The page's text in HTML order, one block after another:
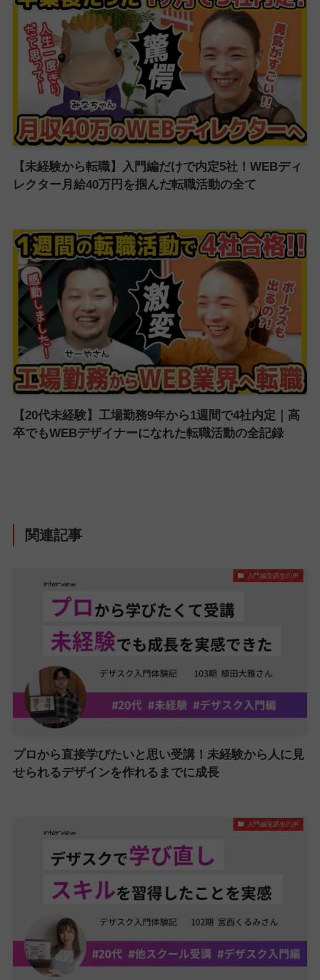
【未経験から転職】入門編だけで内定5社！WEBディ
レクター月給40万円を掴んだ転職活動の全て
【20代未経験】工場勤務9年から1週間で4社内定｜高
卒でもWEBデザイナーになれた転職活動の全記録
関連記事
入門編受講生の声
プロから直接学びたいと思い受講！未経験から人に見
せられるデザインを作れるまでに成長
入門編受講生の声